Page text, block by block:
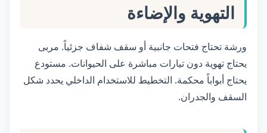
التهوية والإضاءة
ورشة تحتاج فتحات جانبية أو سقف شفاف جزئياً. مربى
يحتاج تهوية دون تيارات مباشرة على الحيوانات. مستودع
يحتاج أبواباً محكمة. التخطيط للاستخدام الداخلي يحدد شكل
السقف والجدران.